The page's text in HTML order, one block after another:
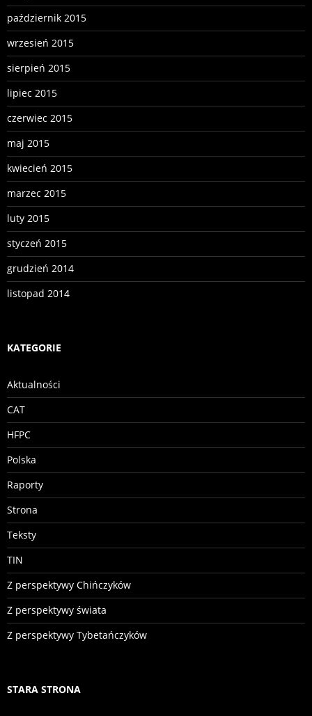
październik 2015
wrzesień 2015
sierpień 2015
lipiec 2015
czerwiec 2015
maj 2015
kwiecień 2015
marzec 2015
luty 2015
styczeń 2015
grudzień 2014
listopad 2014
KATEGORIE
Aktualności
CAT
HFPC
Polska
Raporty
Strona
Teksty
TIN
Z perspektywy Chińczyków
Z perspektywy świata
Z perspektywy Tybetańczyków
STARA STRONA